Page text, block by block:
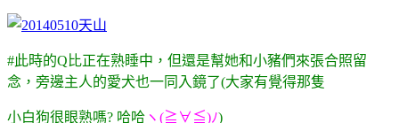
#此時的Q比正在熟睡中，但還是幫她和小豬們來張合照留
念，旁邊主人的愛犬也一同入鏡了(大家有覺得那隻
小白狗很眼熟嗎? 哈哈 ヽ(≧∀≦)ﾉ)